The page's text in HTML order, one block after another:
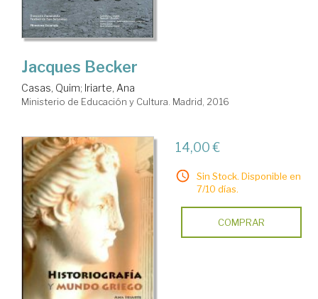
Jacques Becker
Casas, Quim; Iriarte, Ana
Ministerio de Educación y Cultura. Madrid, 2016
14,00 €
Sin Stock. Disponible en
7/10 días.
COMPRAR